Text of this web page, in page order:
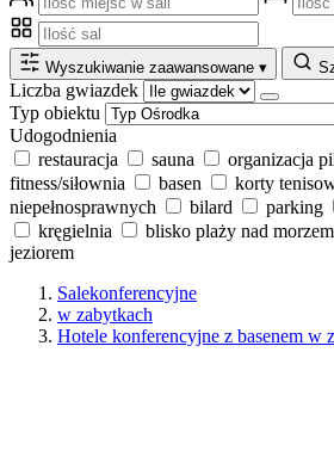
Wyszukiwanie zaawansowane ▾
Liczba gwiazdek
Typ obiektu
Udogodnienia
restauracja
sauna organizacja
fitness/siłownia
basen korty
niepełnosprawnych
bilard parking
kręgielnia
blisko plaży nad morzem
jeziorem
Salekonferencyjne
w zabytkach
Hotele konferencyjne z basenem w